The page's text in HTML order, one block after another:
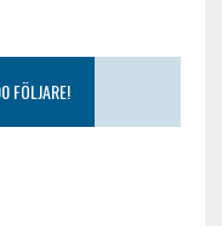
FÖLJARE!